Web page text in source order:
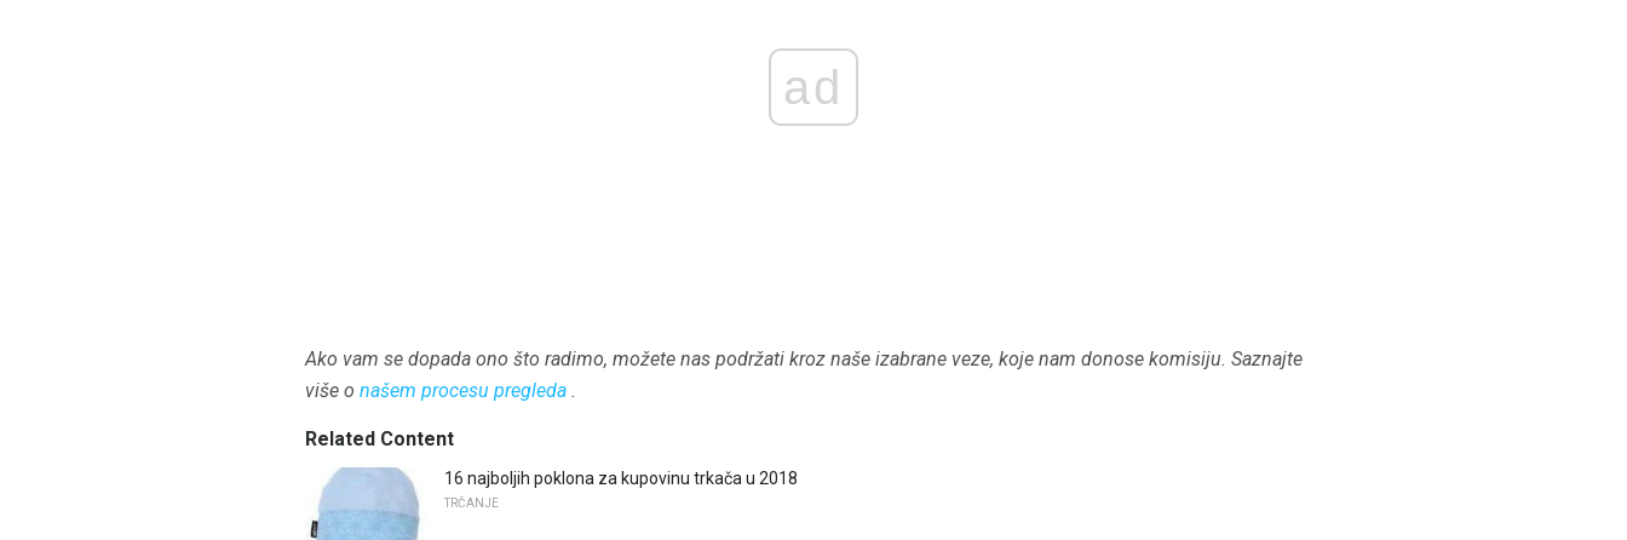
ad
Ako vam se dopada ono što radimo, možete nas podržati kroz naše izabrane veze, koje nam donose komisiju. Saznajte
više o našem procesu pregleda .
Related Content
16 najboljih poklona za kupovinu trkača u 2018
TRČANJE